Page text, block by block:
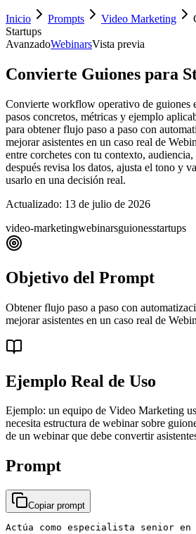
Inicio Prompts Video Marketing
Startups
AvanzadoWebinarsVista previa
Convierte Guiones para
Convierte workflow operativo de guiones
pasos concretos, métricas y ejemplo
para obtener flujo paso a paso con
mejorar asistentes en un caso real de
entre corchetes con tu contexto,
después revisa los datos, ajusta el tono y
usarlo en una decisión real.
Actualizado: 13 de julio de 2026
video-marketingwebinarsguionesstartups
Objetivo del Prompt
Obtener flujo paso a paso con
mejorar asistentes en un caso real de
Ejemplo Real de Uso
Ejemplo: un equipo de Video Marketing
necesita estructura de webinar sobre
de un webinar que debe convertir
Prompt
Copiar prompt
Actúa como especialista senior